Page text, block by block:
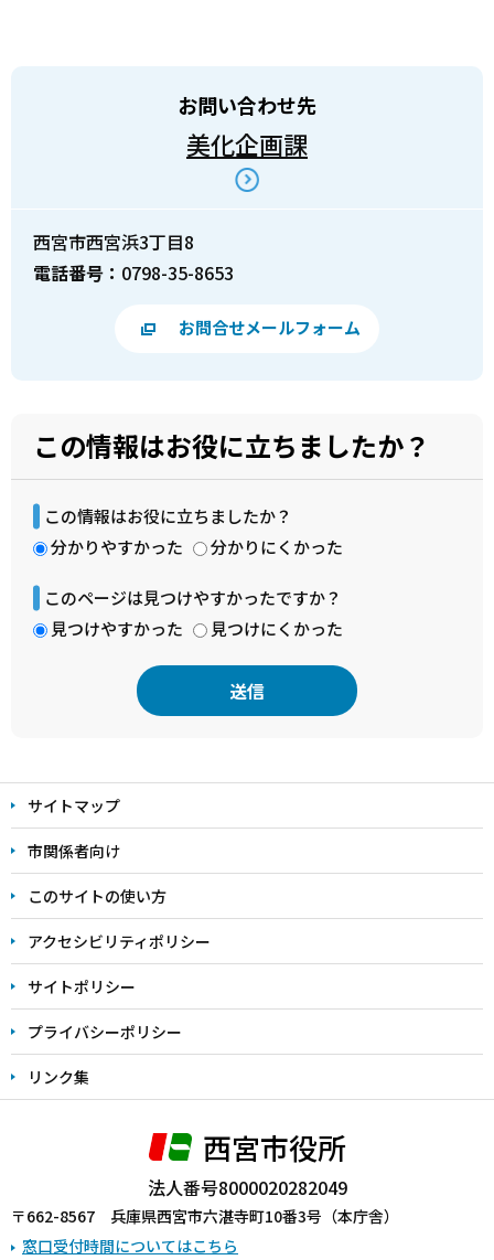
お問い合わせ先
美化企画課
西宮市西宮浜3丁目8
電話番号： 0798-35-8653
お問合せメールフォーム
この情報はお役に立ちましたか？
この情報はお役に立ちましたか？
分かりやすかった
分かりにくかった
このページは見つけやすかったですか？
見つけやすかった
見つけにくかった
文
こ
こ
ま
で
サイトマップ
市関係者向け
このサイトの使い方
アクセシビリティポリシー
サイトポリシー
プライバシーポリシー
リンク集
西宮市役所
法人番号8000020282049
〒662-8567 兵庫県西宮市六湛寺町10番3号（本庁舎）
窓口受付時間についてはこちら